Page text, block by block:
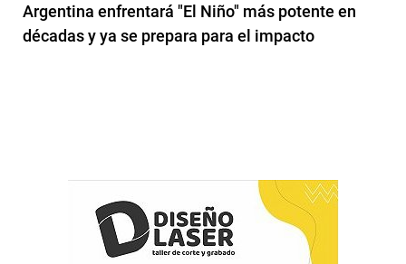
Argentina enfrentará "El Niño" más potente en
décadas y ya se prepara para el impacto